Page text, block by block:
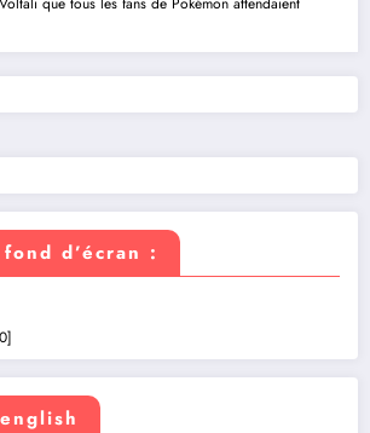
d’écran :
0]